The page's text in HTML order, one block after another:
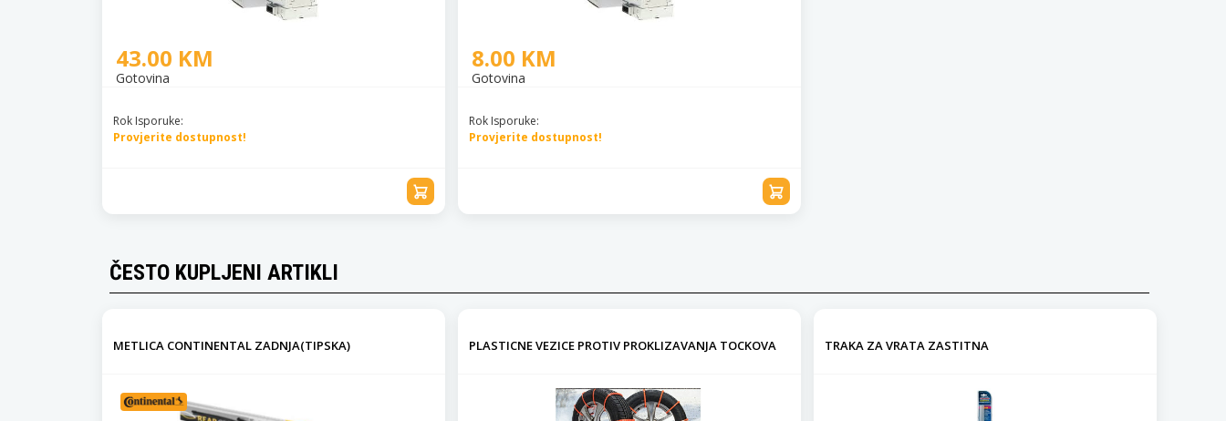
43.00 KM
Gotovina
Rok Isporuke:
Provjerite dostupnost!
8.00 KM
Gotovina
Rok Isporuke:
Provjerite dostupnost!
ČESTO KUPLJENI ARTIKLI
METLICA CONTINENTAL ZADNJA(TIPSKA) PLASTICNE VEZICE PROTIV PROKLIZAVANJA TOCKOVA TRAKA ZA VRATA ZASTITNA